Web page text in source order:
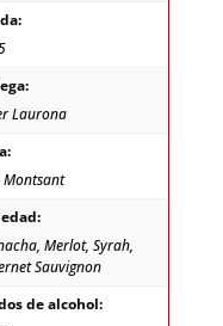
Laurona
Montsant
Merlot, Syrah,
Sauvignon
de alcohol: